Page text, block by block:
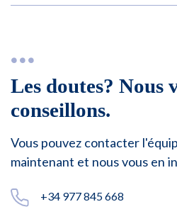
Les doutes? Nous
conseillons.
Vous pouvez contacter
maintenant et nous vous en
+34 977 845 668